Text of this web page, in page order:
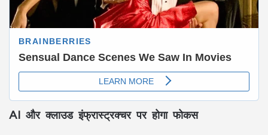
AI और क्लाउड इंफ्रास्ट्रक्चर पर होगा फोकस